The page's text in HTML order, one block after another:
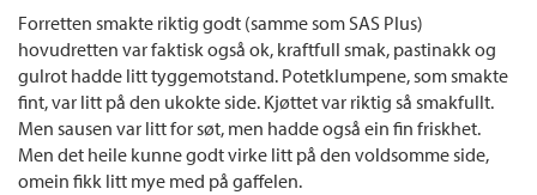
Forretten smakte riktig godt (samme som SAS Plus)
hovudretten var faktisk også ok, kraftfull smak, pastinakk og
gulrot hadde litt tyggemotstand. Potetklumpene, som smakte
fint, var litt på den ukokte side. Kjøttet var riktig så smakfullt.
Men sausen var litt for søt, men hadde også ein fin friskhet.
Men det heile kunne godt virke litt på den voldsomme side,
omein fikk litt mye med på gaffelen.